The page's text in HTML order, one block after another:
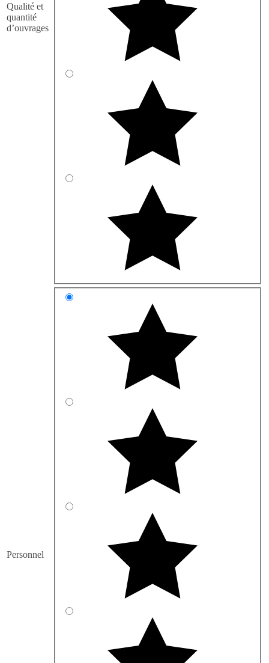
Qualité et
quantité
d’ouvrages
Personnel